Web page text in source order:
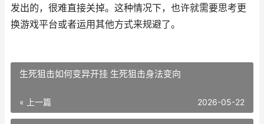
发出的，很难直接关掉。这种情况下，也许就需要思考更
换游戏平台或者运用其他方式来规避了。
生死狙击如何变异开挂 生死狙击身法变向
« 上一篇 2026-05-22